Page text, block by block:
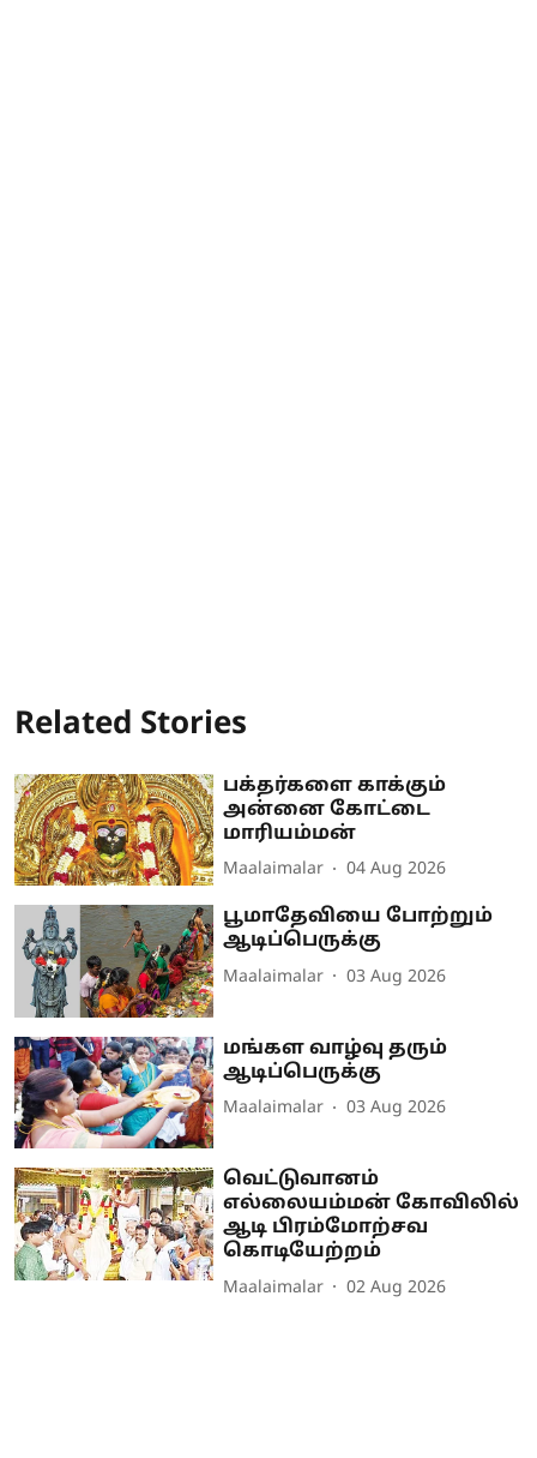
Related Stories
பக்தர்களை காக்கும்
அன்னை கோட்டை
மாரியம்மன்
Maalaimalar 04 Aug 2026
பூமாதேவியை போற்றும்
ஆடிப்பெருக்கு
Maalaimalar 03 Aug 2026
மங்கள வாழ்வு தரும்
ஆடிப்பெருக்கு
Maalaimalar 03 Aug 2026
வெட்டுவானம்
எல்லையம்மன் கோவிலில்
ஆடி பிரம்மோற்சவ
கொடியேற்றம்
Maalaimalar 02 Aug 2026